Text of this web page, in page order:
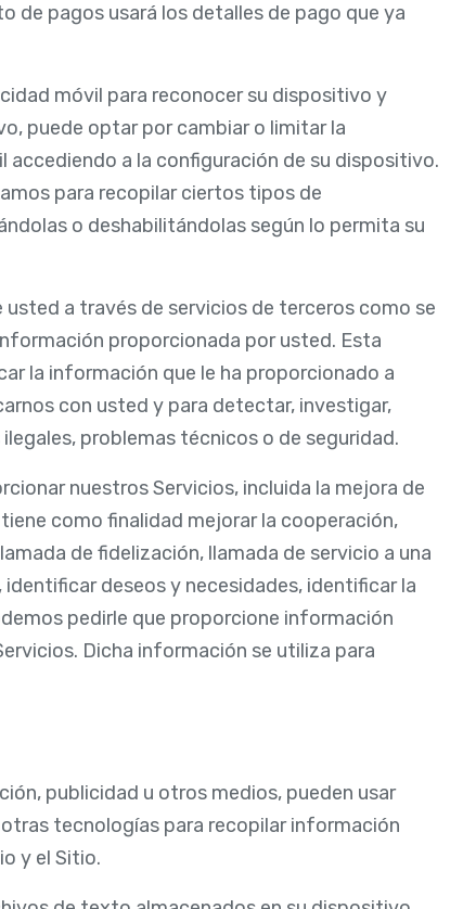
de pagos usará los detalles de pago que ya
móvil para reconocer su dispositivo y
puede optar por cambiar o limitar la
a la configuración de su dispositivo.
para recopilar ciertos tipos de
o deshabilitándolas según lo permita su
a través de servicios de terceros como se
proporcionada por usted. Esta
la información que le ha proporcionado a
con usted y para detectar, investigar,
problemas técnicos o de seguridad.
nuestros Servicios, incluida la mejora de
como finalidad mejorar la cooperación,
de fidelización, llamada de servicio a una
deseos y necesidades, identificar la
pedirle que proporcione información
Dicha información se utiliza para
publicidad u otros medios, pueden usar
tecnologías para recopilar información
y el Sitio.